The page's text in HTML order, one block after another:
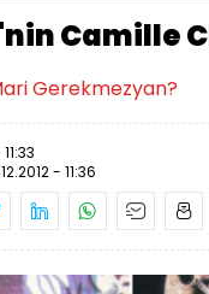
Camille
Gerekmezyan?
- 11:36